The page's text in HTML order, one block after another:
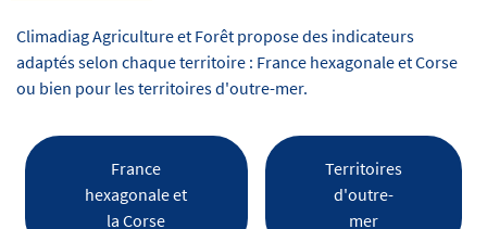
Climadiag Agriculture et Forêt propose des indicateurs
adaptés selon chaque territoire : France hexagonale et Corse
ou bien pour les territoires d'outre-mer.
France
hexagonale et
la Corse
Territoires
d'outre-
mer